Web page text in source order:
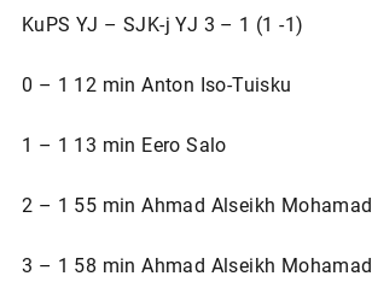
KuPS YJ – SJK-j YJ 3 – 1 (1 -1)
0 – 1 12 min Anton Iso-Tuisku
1 – 1 13 min Eero Salo
2 – 1 55 min Ahmad Alseikh Mohamad
3 – 1 58 min Ahmad Alseikh Mohamad